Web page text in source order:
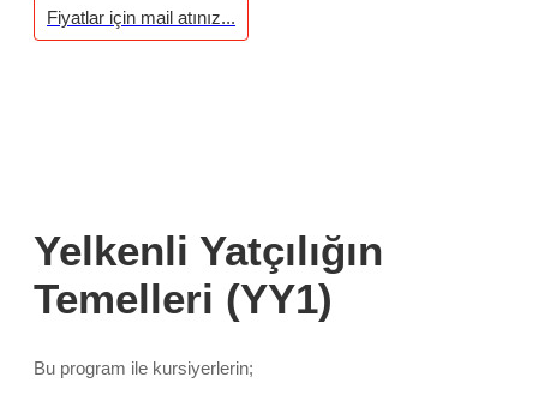
Fiyatlar için mail atınız...
Yelkenli Yatçılığın
Temelleri (YY1)
Bu program ile kursiyerlerin;